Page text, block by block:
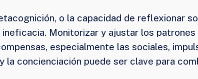
o la capacidad de reflexionar
Monitorizar y ajustar los
especialmente las sociales,
la concienciación puede ser clave para